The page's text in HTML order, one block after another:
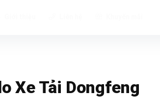
Xe Tải Dongfeng